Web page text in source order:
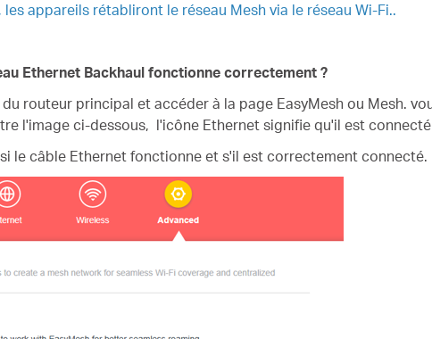
appareils rétabliront le réseau Mesh via le réseau Wi-Fi..
Ethernet Backhaul fonctionne correctement ?
routeur principal et accéder à la page EasyMesh ou Mesh.
l'image ci-dessous, l'icône Ethernet signifie qu'il est
le câble Ethernet fonctionne et s'il est correctement connecté.